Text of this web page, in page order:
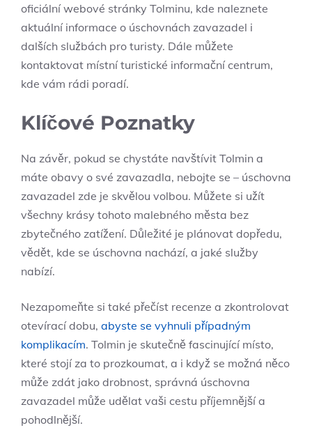
oficiální webové stránky Tolminu, kde naleznete
aktuální informace o úschovnách zavazadel i
dalších službách pro turisty. Dále můžete
kontaktovat místní turistické informační centrum,
kde vám rádi poradí.
Klíčové Poznatky
Na závěr, pokud se chystáte navštívit Tolmin a
máte obavy o své zavazadla, nebojte se – úschovna
zavazadel zde je skvělou volbou. Můžete si užít
všechny krásy tohoto malebného města bez
zbytečného zatížení. Důležité je plánovat dopředu,
vědět, kde se úschovna nachází, a jaké služby
nabízí.
Nezapomeňte si také přečíst recenze a zkontrolovat
otevírací dobu, abyste se vyhnuli případným
komplikacím. Tolmin je skutečně fascinující místo,
které stojí za to prozkoumat, a i když se možná něco
může zdát jako drobnost, správná úschovna
zavazadel může udělat vaši cestu příjemnější a
pohodlnější.